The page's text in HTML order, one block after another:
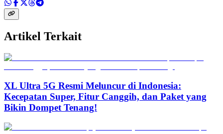
Artikel Terkait
XL Ultra 5G Resmi Meluncur di Indonesia:
Kecepatan Super, Fitur Canggih, dan Paket yang
Bikin Dompet Tenang!